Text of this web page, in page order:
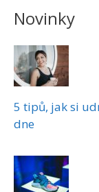
Novinky
5 tipů, jak si
dne